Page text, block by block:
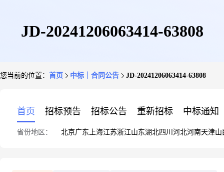
JD-20241206063414-63808
您当前的位置： 首页 中标｜合同公告 JD-20241206063414-63808
首页 招标预告 招标公告 重新招标 中标通知
省份地区： 北京广东 上海江苏浙江山东湖北四川 河北河南天津山